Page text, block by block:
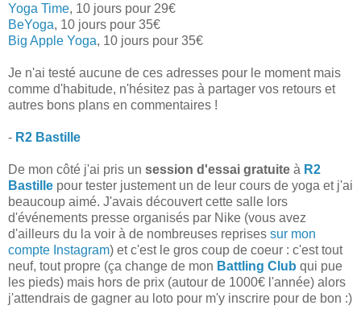
Yoga Time, 10 jours pour 29€
BeYoga, 10 jours pour 35€
Big Apple Yoga, 10 jours pour 35€
Je n'ai testé aucune de ces adresses pour le moment mais
comme d'habitude, n'hésitez pas à partager vos retours et
autres bons plans en commentaires !
- R2 Bastille
De mon côté j'ai pris un session d'essai gratuite à R2
Bastille pour tester justement un de leur cours de yoga et j'ai
beaucoup aimé. J'avais découvert cette salle lors
d'événements presse organisés par Nike (vous avez
d'ailleurs du la voir à de nombreuses reprises sur mon
compte Instagram) et c'est le gros coup de coeur : c'est tout
neuf, tout propre (ça change de mon Battling Club qui pue
les pieds) mais hors de prix (autour de 1000€ l'année) alors
j'attendrais de gagner au loto pour m'y inscrire pour de bon :)